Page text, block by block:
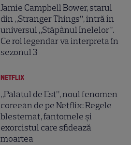
Jamie Campbell Bower, starul
din „Stranger Things”, intră în
universul „Stăpânul Inelelor”.
Ce rol legendar va interpreta în
sezonul 3
NETFLIX
„Palatul de Est”, noul fenomen
coreean de pe Netflix: Regele
blestemat, fantomele și
exorcistul care sfidează
moartea